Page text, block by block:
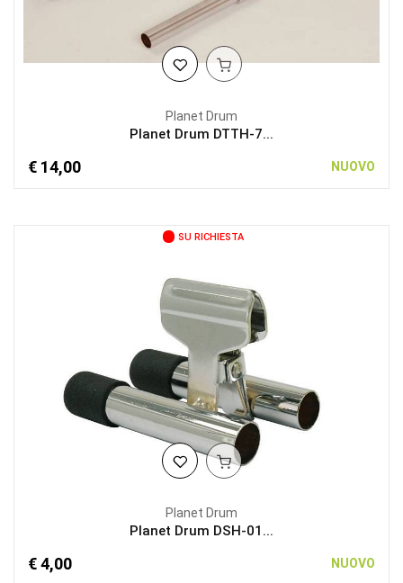
Planet Drum
Planet Drum DTTH-7...
€ 14,00 NUOVO
SU RICHIESTA
Planet Drum
Planet Drum DSH-01...
€ 4,00 NUOVO